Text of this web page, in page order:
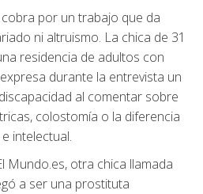
por un trabajo que da
ni altruismo. La chica de 31
residencia de adultos con
durante la entrevista un
al comentar sobre
colostomía o la diferencia
intelectual.
Mundo.es, otra chica llamada
a ser una prostituta